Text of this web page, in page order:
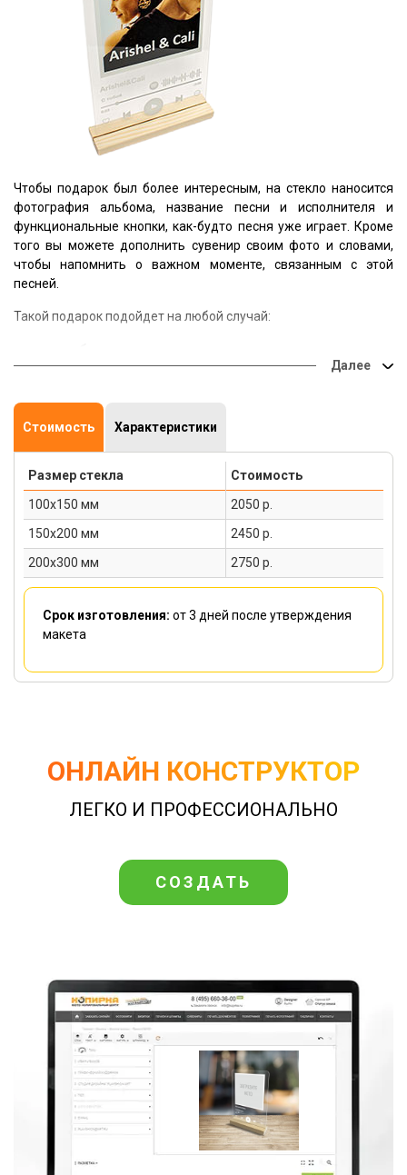
Чтобы подарок был более интересным, на стекло наносится
фотография альбома, название песни и исполнителя и
функциональные кнопки, как-будто песня уже играет. Кроме
того вы можете дополнить сувенир своим фото и словами,
чтобы напомнить о важном моменте, связанным с этой
песней.
Такой подарок подойдет на любой случай:
музыку и добавьте совместное фото;
да и начальнику такой подарить не стыдно (главное
подобрать правильную песню).
Выбирайте песню, фото и размер изделия, остальное мы
сделаем сами!
Стоимость Характеристики
Размер стекла
Стоимость
100х150 мм
2050 р.
150х200 мм
2450 р.
200х300 мм
2750 р.
Срок изготовления: от 3 дней после утверждения
макета
ОНЛАЙН КОНСТРУКТОР
ЛЕГКО И ПРОФЕССИОНАЛЬНО
СОЗДАТЬ